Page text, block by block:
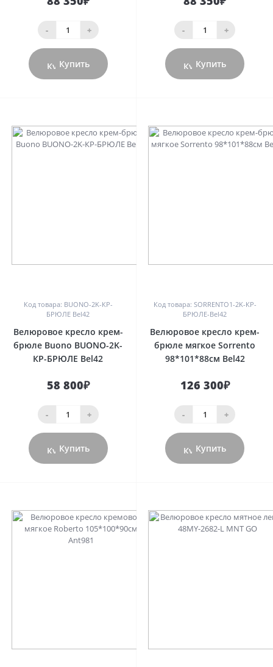
- +
Купить
- +
Купить
Код товара: BUONO-2K-КР-
БРЮЛЕ Bel42
Велюровое кресло крем-
брюле Buono BUONO-2K-
КР-БРЮЛЕ Bel42
58 800₽
- +
Купить
Код товара: SORRENTO1-2K-КР-
БРЮЛЕ-Bel42
Велюровое кресло крем-
брюле мягкое Sorrento
98*101*88см Bel42
126 300₽
- +
Купить